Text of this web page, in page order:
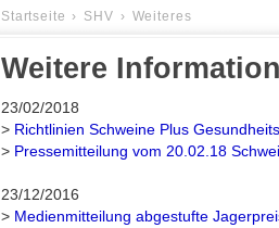
Startseite › SHV › Weiteres
Weitere
23/02/2018
> Richtlinien Schweine Plus
> Pressemitteilung vom 20.02.18
23/12/2016
> Medienmitteilung abgestufte